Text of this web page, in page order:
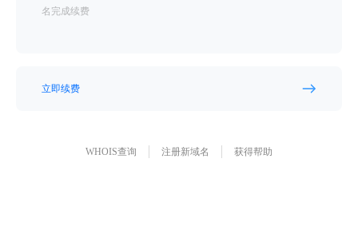
名完成续费
立即续费
WHOIS查询 注册新域名 获得帮助